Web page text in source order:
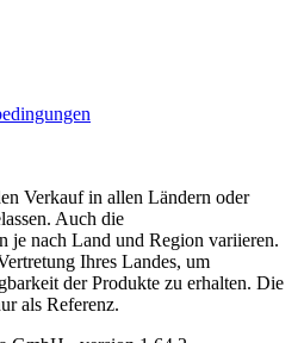
Verkauf in allen Ländern oder
Auch die
je nach Land und Region variieren.
Ihres Landes, um
der Produkte zu erhalten. Die
als Referenz.